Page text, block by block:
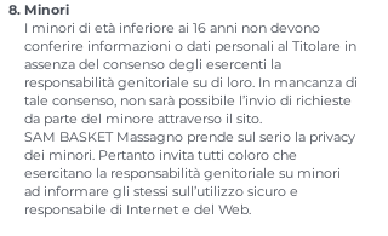
Minori
I minori di età inferiore ai 16 anni non devono
conferire informazioni o dati personali al Titolare in
assenza del consenso degli esercenti la
responsabilità genitoriale su di loro. In mancanza di
tale consenso, non sarà possibile l’invio di richieste
da parte del minore attraverso il sito.
SAM BASKET Massagno prende sul serio la privacy
dei minori. Pertanto invita tutti coloro che
esercitano la responsabilità genitoriale su minori
ad informare gli stessi sull’utilizzo sicuro e
responsabile di Internet e del Web.